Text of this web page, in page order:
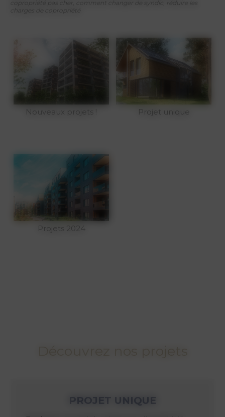
copropriété pas cher, comment changer de syndic, réduire les
Nouveaux projets ! Projet unique
Projets 2024
PROJETS 2024